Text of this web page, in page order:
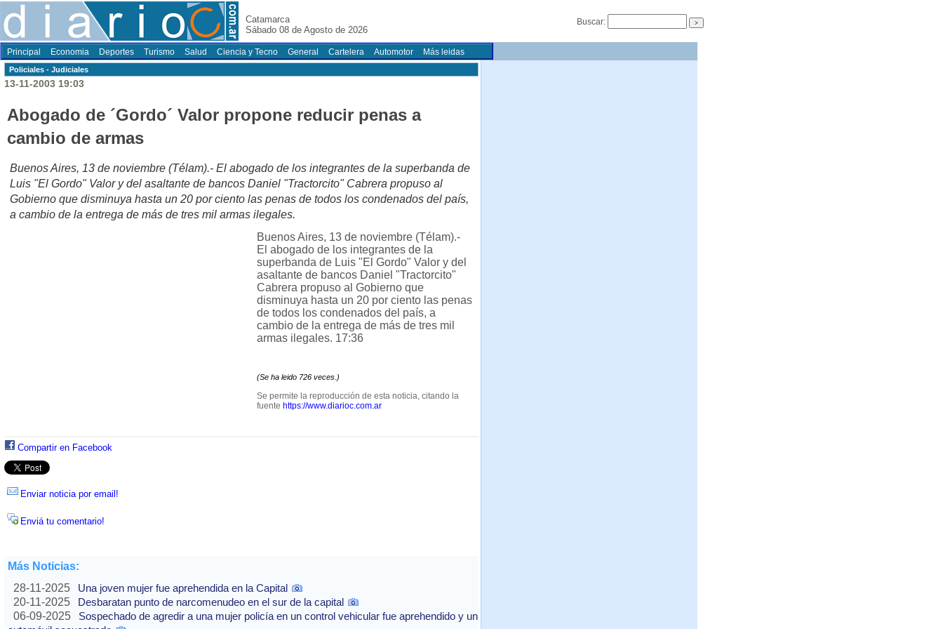
Catamarca
Sábado 08 de Agosto de 2026
Buscar:
Principal Economia Deportes Turismo Salud Ciencia y Tecno General Cartelera Automotor Más leidas
Policiales - Judiciales
13-11-2003 19:03
Abogado de ´Gordo´ Valor propone reducir penas a
cambio de armas
Buenos Aires, 13 de noviembre (Télam).- El abogado de los integrantes de la superbanda de
Luis "El Gordo" Valor y del asaltante de bancos Daniel "Tractorcito" Cabrera propuso al
Gobierno que disminuya hasta un 20 por ciento las penas de todos los condenados del país,
a cambio de la entrega de más de tres mil armas ilegales.
Buenos Aires, 13 de noviembre (Télam).-
El abogado de los integrantes de la
superbanda de Luis "El Gordo" Valor y del
asaltante de bancos Daniel "Tractorcito"
Cabrera propuso al Gobierno que
disminuya hasta un 20 por ciento las penas
de todos los condenados del país, a
cambio de la entrega de más de tres mil
armas ilegales. 17:36
(Se ha leido 726 veces.)
Se permite la reproducción de esta noticia, citando la
fuente https://www.diarioc.com.ar
Compartir en Facebook
Enviar noticia por email!
Enviá tu comentario!
Más Noticias:
28-11-2025
Una joven mujer fue aprehendida en la Capital
20-11-2025
Desbaratan punto de narcomenudeo en el sur de la capital
06-09-2025
Sospechado de agredir a una mujer policía en un control vehicular fue aprehendido y un